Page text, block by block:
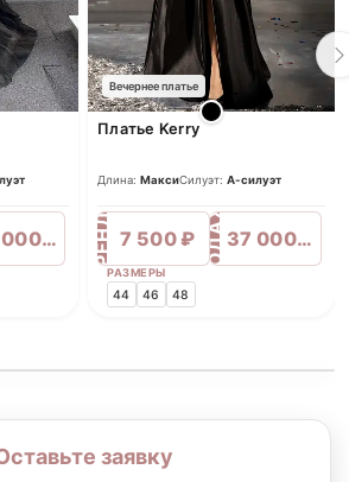
53 000 ₽
Вечернее платье
Платье Kerry
Длина: МаксиСилуэт: А-силуэт
АРЕНДА 7 500 ₽ ПРОДАЖА 37 000 ₽
РАЗМЕРЫ
44 46 48
заявку